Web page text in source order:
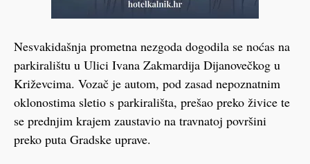
Nesvakidašnja prometna nezgoda dogodila se noćas na
parkiralištu u Ulici Ivana Zakmardija Dijanovečkog u
Križevcima. Vozač je autom, pod zasad nepoznatnim
oklonostima sletio s parkirališta, prešao preko živice te
se prednjim krajem zaustavio na travnatoj površini
preko puta Gradske uprave.